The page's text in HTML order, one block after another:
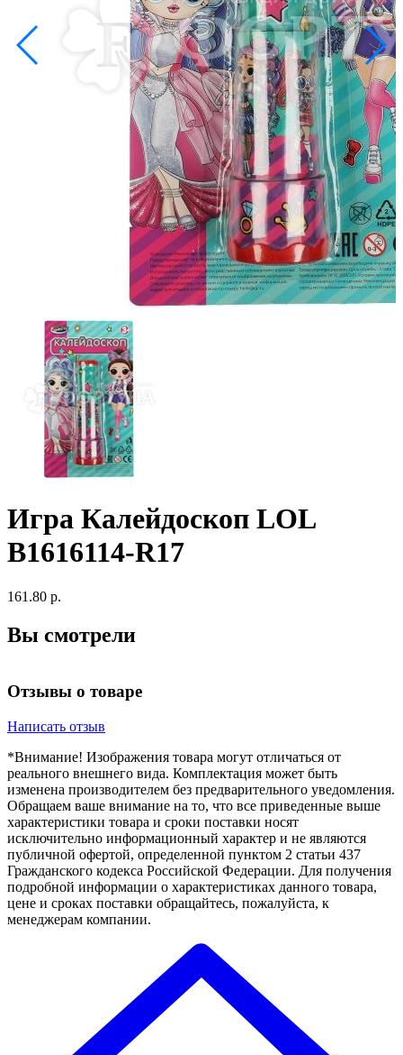
Игра Калейдоскоп LOL
B1616114-R17
161.80 р.
Вы смотрели
Отзывы о товаре
Написать отзыв
*Внимание! Изображения товара могут отличаться от
реального внешнего вида. Комплектация может быть
изменена производителем без предварительного уведомления.
Обращаем ваше внимание на то, что все приведенные выше
характеристики товара и сроки поставки носят
исключительно информационный характер и не являются
публичной офертой, определенной пунктом 2 статьи 437
Гражданского кодекса Российской Федерации. Для получения
подробной информации о характеристиках данного товара,
цене и сроках поставки обращайтесь, пожалуйста, к
менеджерам компании.